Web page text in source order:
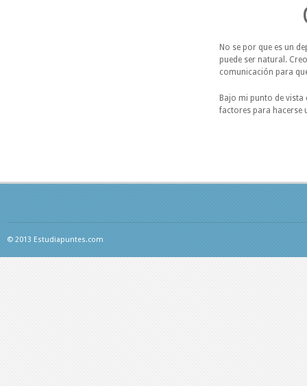
No se por que es un
puede ser natural.
comunicación para
Bajo mi punto de
factores para hacerse
© 2013 Estudiapuntes.com